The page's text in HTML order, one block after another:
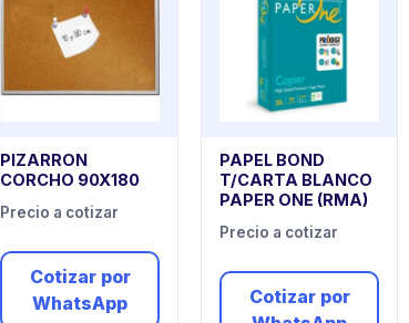
PIZARRON
CORCHO 90X180
Precio a cotizar
Cotizar por
WhatsApp
PAPEL BOND
T/CARTA BLANCO
PAPER ONE (RMA)
Precio a cotizar
Cotizar por